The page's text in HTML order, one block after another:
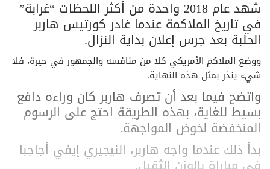
شهد عام 2018 واحدة من أكثر اللحظات “غرابة”
في تاريخ الملاكمة عندما غادر كورتيس هاربر
الحلبة بعد جرس إعلان بداية النزال.
ووضع الملاكم الأمريكي كلا من منافسه والجمهور في حيرة، فلا
شيء ينذر بمثل هذه النهاية.
واتضح فيما بعد أن تصرف هاربر كان وراءه دافع
بسيط للغاية، بهذه الطريقة احتج على الرسوم
المنخفضة لخوض المواجهة.
بدأ ذلك عندما واجه هاربر، النيجيري إيفي أجاجبا